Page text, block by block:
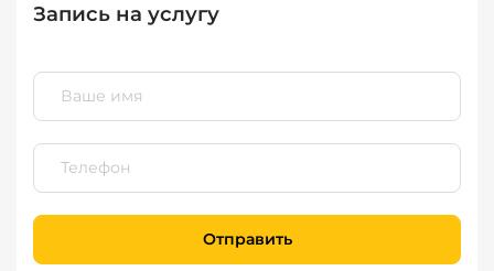
Запись на услугу
Отправить